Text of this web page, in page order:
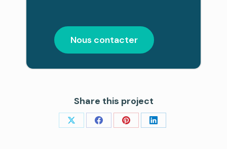
Nous contacter
Share this project
Share Share Share Share